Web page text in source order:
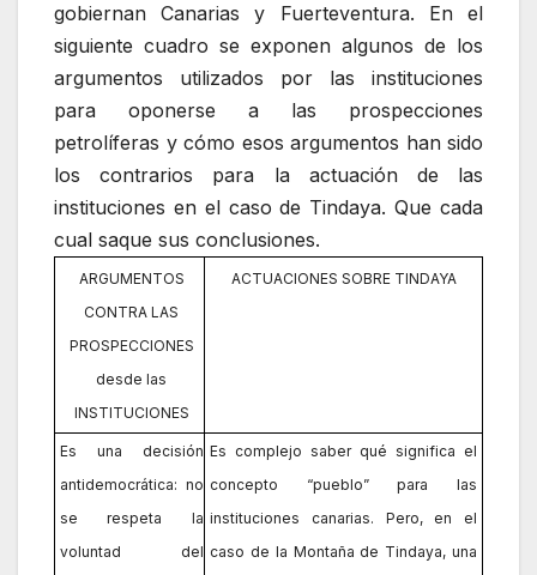
gobiernan Canarias y Fuerteventura. En el
siguiente cuadro se exponen algunos de los
argumentos utilizados por las instituciones
para oponerse a las prospecciones
petrolíferas y cómo esos argumentos han sido
los contrarios para la actuación de las
instituciones en el caso de Tindaya. Que cada
cual saque sus conclusiones.
ARGUMENTOS
CONTRA LAS
PROSPECCIONES
desde las
INSTITUCIONES
ACTUACIONES SOBRE TINDAYA
Es una decisión
antidemocrática: no
se respeta la
voluntad del
Es complejo saber qué significa el
concepto “pueblo” para las
instituciones canarias. Pero, en el
caso de la Montaña de Tindaya, una